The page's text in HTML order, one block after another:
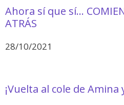
Ahora sí que sí…
ATRÁS
28/10/2021
¡Vuelta al cole de Amina